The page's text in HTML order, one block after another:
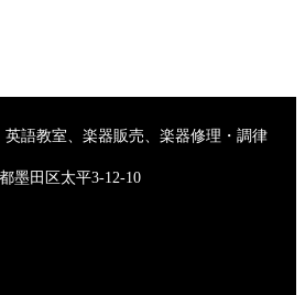
語教室、楽器販売、楽器修理・調律
墨田区太平3-12-10